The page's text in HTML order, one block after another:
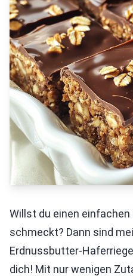
Willst du einen einfachen
schmeckt? Dann sind
Erdnussbutter-
dich! Mit nur wenigen